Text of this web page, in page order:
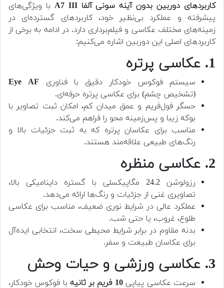
کاربردهای دوربین بدون آینه سونی آلفا A7 III
با ویژگی‌های
پیشرفته و عملکرد بی‌نظیر خود، کاربردهای گسترده‌ای در
زمینه‌های مختلف عکاسی و فیلم‌برداری دارد. در ادامه به برخی از
کاربردهای اصلی این دوربین اشاره می‌کنیم:
1. عکاسی پرتره
سیستم فوکوس خودکار دقیق با فناوری Eye AF
(تشخیص چشم) برای عکاسی پرتره حرفه‌ای.
حسگر فول‌فریم و عمق میدان کم، امکان ثبت تصاویر با
بوکه زیبا و پس‌زمینه محو را فراهم می‌کند.
مناسب برای عکاسان پرتره که به ثبت جزئیات بالا و
رنگ‌های طبیعی علاقه‌مند هستند.
2. عکاسی منظره
رزولوشن 24.2 مگاپیکسلی با گستره داینامیکی بالا،
تصاویری غنی از جزئیات و رنگ‌ها ارائه می‌دهد.
عملکرد عالی در شرایط نوری ضعیف، مناسب برای عکاسی
طلوع، غروب، یا حتی شب.
بدنه مقاوم در برابر شرایط محیطی سخت، انتخابی ایده‌آل
برای عکاسان طبیعت و سفر.
3. عکاسی ورزشی و حیات وحش
سرعت عکاسی پیاپی10 فریم بر ثانیه
با فوکوس خودکار،